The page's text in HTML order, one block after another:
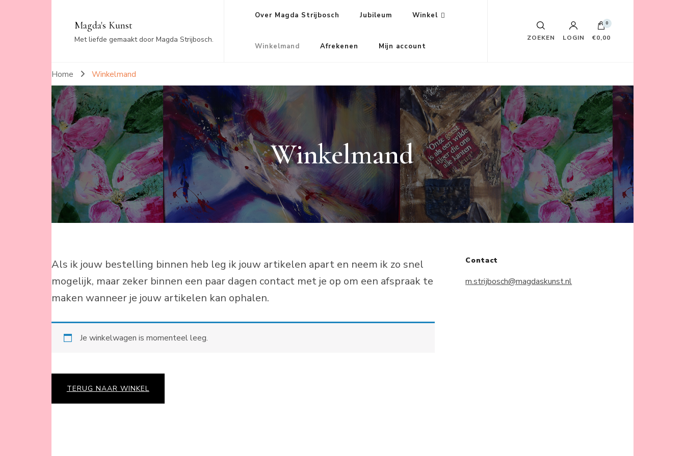
Magda's Kunst
Met liefde gemaakt door Magda Strijbosch.
Over Magda Strijbosch Jubileum Winkel
Winkelmand Afrekenen Mijn account
ZOEKEN LOGIN
0
€0,00
Home Winkelmand
Winkelmand
Als ik jouw bestelling binnen heb leg ik jouw artikelen apart en neem ik zo snel
mogelijk, maar zeker binnen een paar dagen contact met je op om een afspraak te
maken wanneer je jouw artikelen kan ophalen.
Je winkelwagen is momenteel leeg.
TERUG NAAR WINKEL
Contact
m.strijbosch@magdaskunst.nl